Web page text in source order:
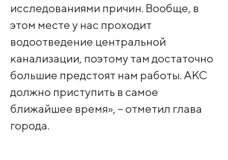
исследованиями причин. Вообще, в
этом месте у нас проходит
водоотведение центральной
канализации, поэтому там достаточно
большие предстоят нам работы. АКС
должно приступить в самое
ближайшее время», – отметил глава
города.